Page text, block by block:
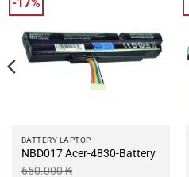
-17%
BATTERY LAPTOP
NBD017 Acer-4830-Battery
650.000₭